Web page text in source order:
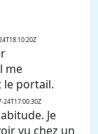
me
le portail.
24T17:00:30Z
Je
vu chez un